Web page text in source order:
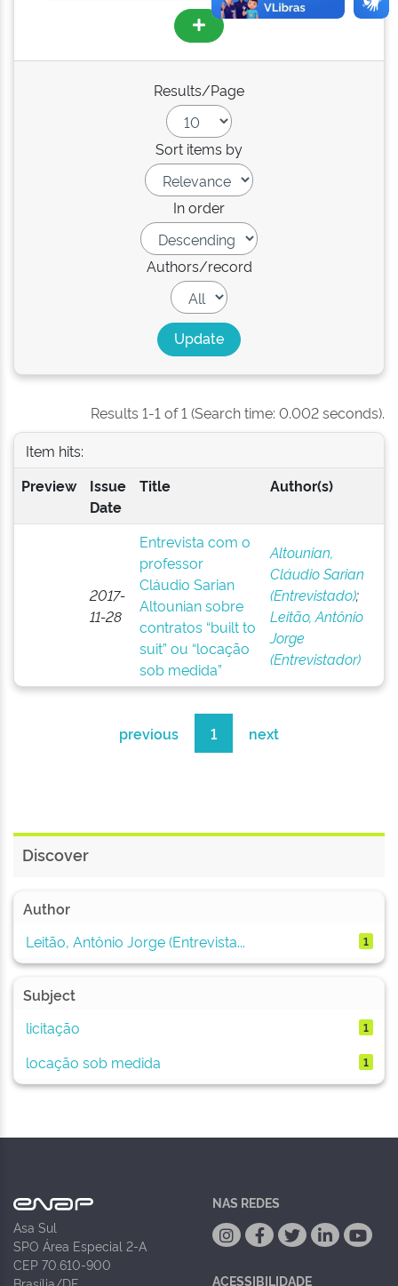
Results/Page
Sort items by
In order
Authors/record
Results 1-1 of 1 (Search time: 0.002 seconds).
Item hits:
Preview
Issue
Date
Title Author(s)
2017-
11-28
Entrevista com o
professor
Cláudio Sarian
Altounian sobre
contratos “built to
suit” ou “locação
sob medida”
Altounian,
Cláudio Sarian
(Entrevistado);
Leitão, Antônio
Jorge
(Entrevistador)
previous 1 next
Discover
Author
Leitão, Antônio Jorge (Entrevista...
1
Subject
licitação
1
locação sob medida 1
Asa Sul
SPO Área Especial 2-A
CEP 70.610-900
NAS REDES
ACESSIBILIDADE